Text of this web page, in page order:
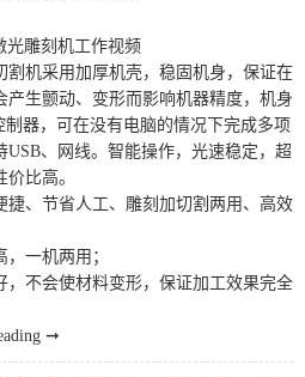
光雕刻机工作视频
割机采用加厚机壳，稳固机身，保证在
产生颤动、变形而影响机器精度，机身
制器，可在没有电脑的情况下完成多项
USB、网线。智能操作，光速稳定，超
比高。
捷、节省人工、雕刻加切割两用、高效
，一机两用；
，不会使材料变形，保证加工效果完全
➞